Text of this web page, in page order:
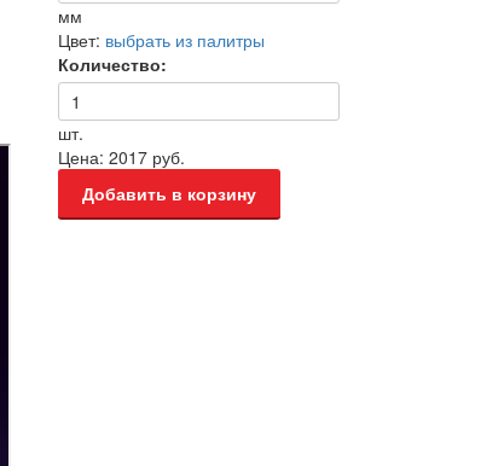
мм
Цвет: выбрать из палитры
Количество:
шт.
Цена: 2017 руб.